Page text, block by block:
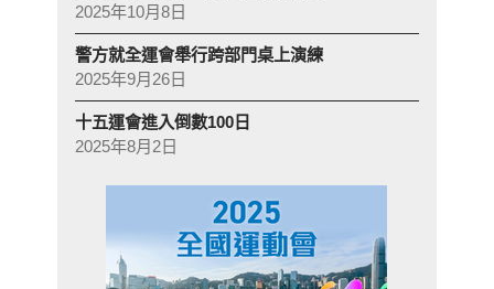
2025年10月8日
警方就全運會舉行跨部門桌上演練
2025年9月26日
十五運會進入倒數100日
2025年8月2日